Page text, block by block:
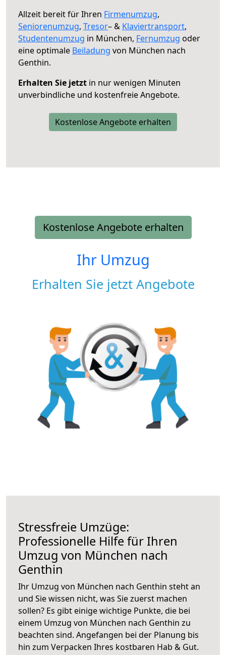
Allzeit bereit für Ihren Firmenumzug,
Seniorenumzug, Tresor– & Klaviertransport,
Studentenumzug in München, Fernumzug oder
eine optimale Beiladung von München nach
Genthin.
Erhalten Sie jetzt in nur wenigen Minuten
unverbindliche und kostenfreie Angebote.
Kostenlose Angebote erhalten
Kostenlose Angebote erhalten
Ihr Umzug
Erhalten Sie jetzt Angebote
Stressfreie Umzüge:
Professionelle Hilfe für Ihren
Umzug von München nach
Genthin
Ihr Umzug von München nach Genthin steht an
und Sie wissen nicht, was Sie zuerst machen
sollen? Es gibt einige wichtige Punkte, die bei
einem Umzug von München nach Genthin zu
beachten sind. Angefangen bei der Planung bis
hin zum Verpacken Ihres kostbaren Hab & Gut.